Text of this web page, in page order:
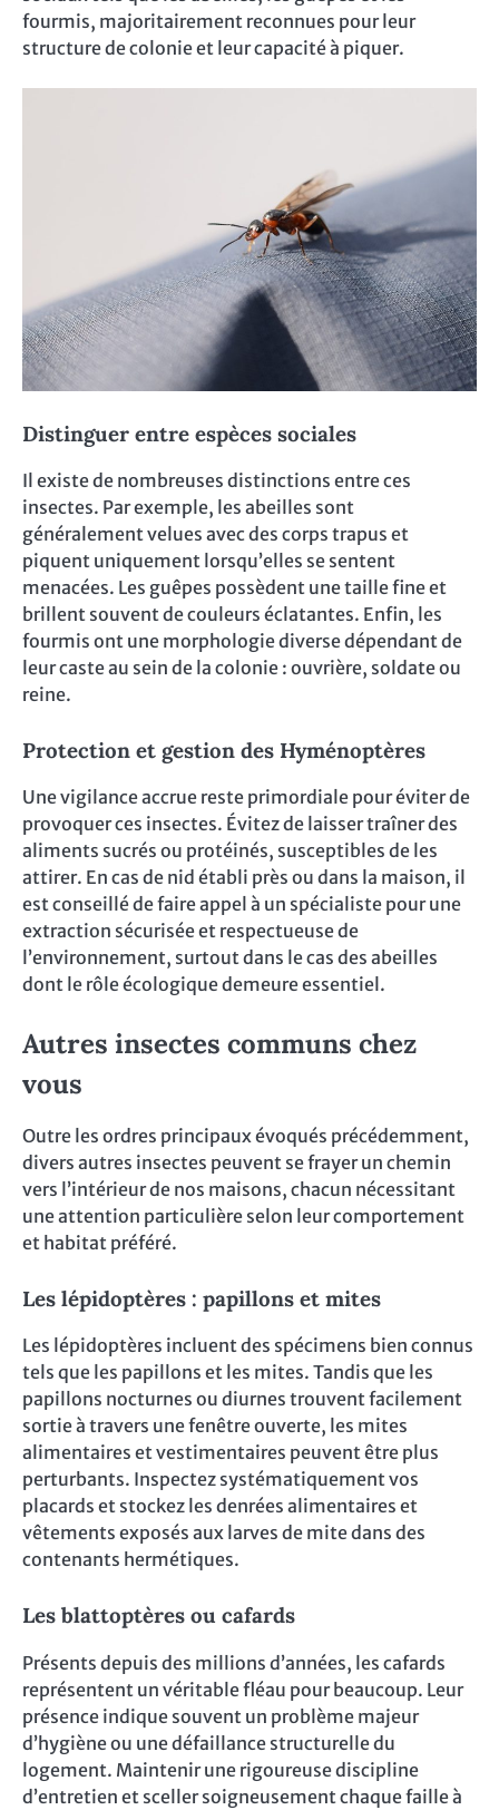
fourmis, majoritairement reconnues pour leur
structure de colonie et leur capacité à piquer.
Distinguer entre espèces sociales
Il existe de nombreuses distinctions entre ces
insectes. Par exemple, les abeilles sont
généralement velues avec des corps trapus et
piquent uniquement lorsqu’elles se sentent
menacées. Les guêpes possèdent une taille fine et
brillent souvent de couleurs éclatantes. Enfin, les
fourmis ont une morphologie diverse dépendant de
leur caste au sein de la colonie : ouvrière, soldate ou
reine.
Protection et gestion des Hyménoptères
Une vigilance accrue reste primordiale pour éviter de
provoquer ces insectes. Évitez de laisser traîner des
aliments sucrés ou protéinés, susceptibles de les
attirer. En cas de nid établi près ou dans la maison, il
est conseillé de faire appel à un spécialiste pour une
extraction sécurisée et respectueuse de
l’environnement, surtout dans le cas des abeilles
dont le rôle écologique demeure essentiel.
Autres insectes communs chez
vous
Outre les ordres principaux évoqués précédemment,
divers autres insectes peuvent se frayer un chemin
vers l’intérieur de nos maisons, chacun nécessitant
une attention particulière selon leur comportement
et habitat préféré.
Les lépidoptères : papillons et mites
Les lépidoptères incluent des spécimens bien connus
tels que les papillons et les mites. Tandis que les
papillons nocturnes ou diurnes trouvent facilement
sortie à travers une fenêtre ouverte, les mites
alimentaires et vestimentaires peuvent être plus
perturbants. Inspectez systématiquement vos
placards et stockez les denrées alimentaires et
vêtements exposés aux larves de mite dans des
contenants hermétiques.
Les blattoptères ou cafards
Présents depuis des millions d’années, les cafards
représentent un véritable fléau pour beaucoup. Leur
présence indique souvent un problème majeur
d’hygiène ou une défaillance structurelle du
logement. Maintenir une rigoureuse discipline
d’entretien et sceller soigneusement chaque faille à